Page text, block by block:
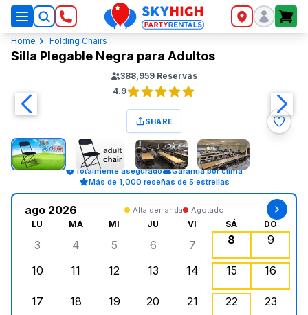
SkyHigh Logo
Home Folding Chairs
Silla Plegable Negra para Adultos
388,959 Reservas
4.9
SHARE
Totalmente asegurado
Garantía por clima
Más de 1,000 reseñas de 5 estrellas
ago 2026 Alta demanda Agotado
LU MA MI JU VI SÁ DO
lunes, agosto 3, 2026
3
martes, agosto 4, 2026
4
miércoles, agosto 5, 2026
5
jueves, agosto 6, 2026
6
viernes, agosto 7,
7
8
9
10
11
12
13
14
15
16
17
18
19
20
21
22
23